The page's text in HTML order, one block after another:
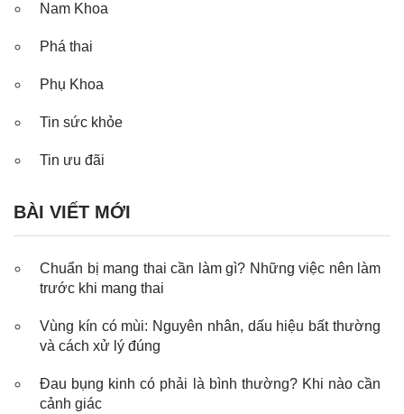
Nam Khoa
Phá thai
Phụ Khoa
Tin sức khỏe
Tin ưu đãi
BÀI VIẾT MỚI
Chuẩn bị mang thai cần làm gì? Những việc nên làm
trước khi mang thai
Vùng kín có mùi: Nguyên nhân, dấu hiệu bất thường
và cách xử lý đúng
Đau bụng kinh có phải là bình thường? Khi nào cần
cảnh giác